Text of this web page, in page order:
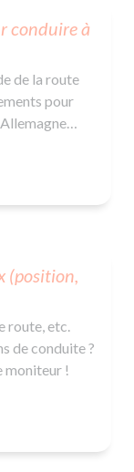
conduire à
de la route
pour
(position,
route, etc.
de conduite ?
moniteur !